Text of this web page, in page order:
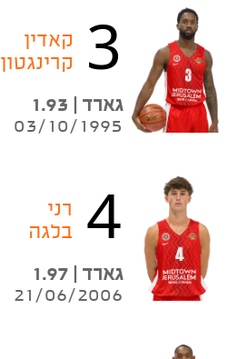
3
קאדין
קרינגטון
גארד | 1.93
03/10/1995
4
רני
בלגה
גארד | 1.97
21/06/2006